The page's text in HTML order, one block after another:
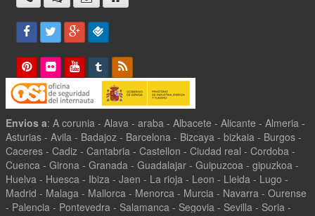
Envios a: A corunia - Alava - araba - Albacete - Alicante - Almeria -
Asturias - Avila - Badajoz - Barcelona - Bizcaya - bizkaia - Burgos -
Caceres - Cadiz - Cantabria - Castellon - Ciudad real - Cordoba -
Cuenca - Girona - Granada - Guadalajar - Guipuzcoa - gipuzkoa -
Huelva - Huesca - Ibiza - Jaen - La rioja - Leon - Lleida - Lugo -
Madrid - Malaga - Mallorca - Menorca - Murcia - Navarra - Ourense
- Palencia - Pontevedra - Salamanca - Segovia - Sevilla - Soria -